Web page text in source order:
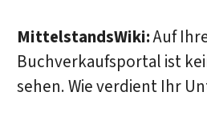
MittelstandsWiki:Auf
Buchverkaufsportal ist
sehen. Wie verdient Ihr